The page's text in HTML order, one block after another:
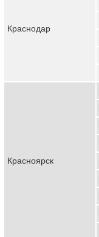
Краснодар
Красноярск